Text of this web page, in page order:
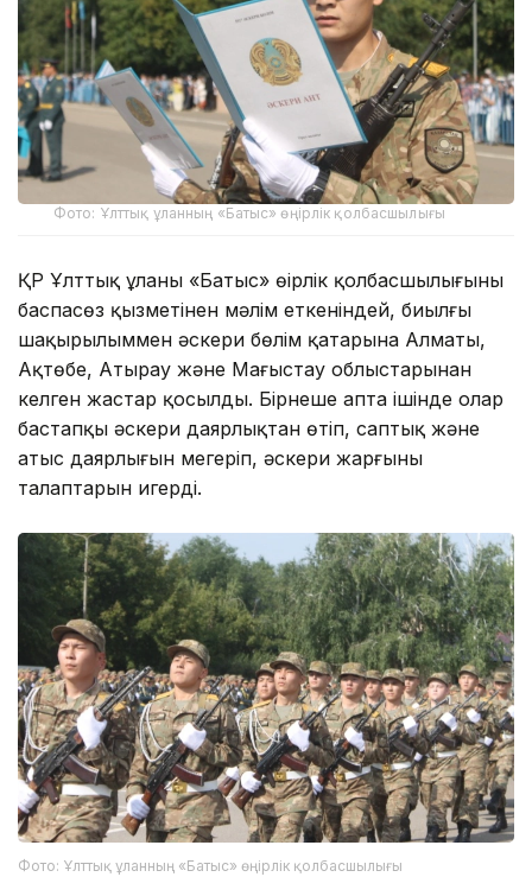
Фото: Ұлттық ұланның «Батыс» өңірлік қолбасшылығы
ҚР Ұлттық ұланы «Батыс» өңірлік қолбасшылығының
баспасөз қызметінен мәлім еткеніндей, биылғы
шақырылыммен әскери бөлім қатарына Алматы,
Ақтөбе, Атырау және Маңғыстау облыстарынан
келген жастар қосылды. Бірнеше апта ішінде олар
бастапқы әскери даярлықтан өтіп, саптық және
атыс даярлығын меңгеріп, әскери жарғының
талаптарын игерді.
Фото: Ұлттық ұланның «Батыс» өңірлік қолбасшылығы